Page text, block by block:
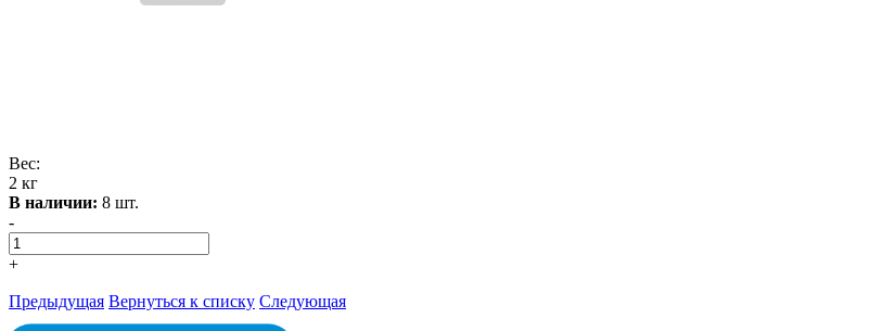
Вес:
2 кг
В наличии: 8 шт.
-
+
Предыдущая Вернуться к списку Следующая